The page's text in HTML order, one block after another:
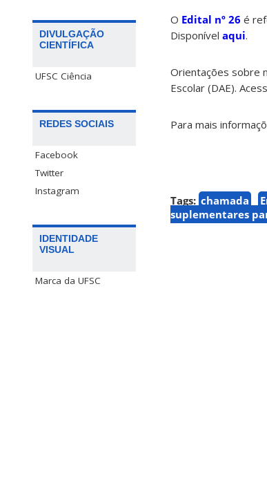
DIVULGAÇÃO
CIENTÍFICA
UFSC Ciência
REDES SOCIAIS
Facebook
Twitter
Instagram
IDENTIDADE
VISUAL
Marca da UFSC
O Edital nº 26 é
Disponível aqui.
Orientações sobre
Escolar (DAE).
Para mais
Tags: chamada
suplementares